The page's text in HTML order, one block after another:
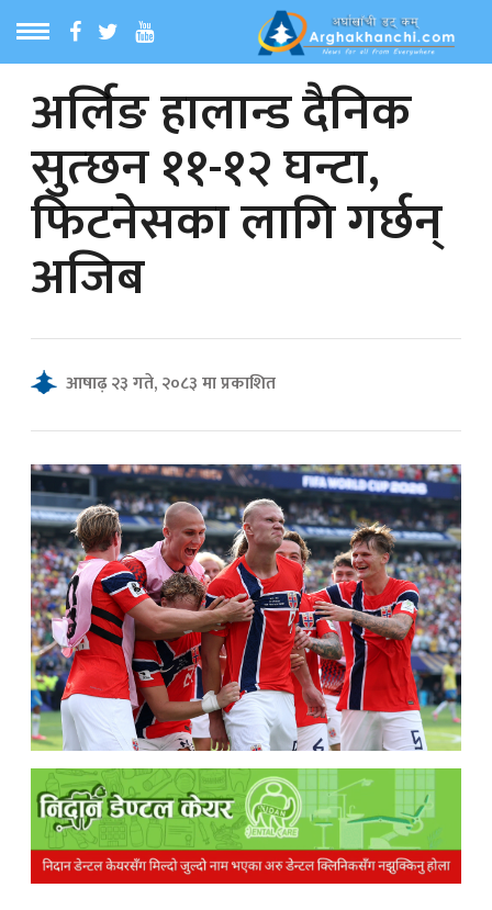
MENU
समाचार
समाचार
News
अर्लिङ हालान्ड दैनिक
सुत्छन ११-१२ घन्टा,
फिटनेसका लागि गर्छन्
अजिब
आषाढ़ २३ गते, २०८३ मा प्रकाशित